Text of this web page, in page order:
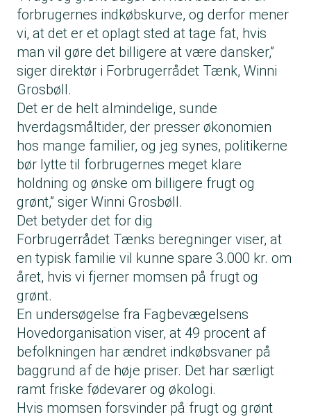
forbrugernes indkøbskurve, og derfor mener
vi, at det er et oplagt sted at tage fat, hvis
man vil gøre det billigere at være dansker,”
siger direktør i Forbrugerrådet Tænk, Winni
Grosbøll.
Det er de helt almindelige, sunde
hverdagsmåltider, der presser økonomien
hos mange familier, og jeg synes, politikerne
bør lytte til forbrugernes meget klare
holdning og ønske om billigere frugt og
grønt,” siger Winni Grosbøll.
Det betyder det for dig
Forbrugerrådet Tænks beregninger viser, at
en typisk familie vil kunne spare 3.000 kr. om
året, hvis vi fjerner momsen på frugt og
grønt.
En undersøgelse fra Fagbevægelsens
Hovedorganisation viser, at 49 procent af
befolkningen har ændret indkøbsvaner på
baggrund af de høje priser. Det har særligt
ramt friske fødevarer og økologi.
Hvis momsen forsvinder på frugt og grønt